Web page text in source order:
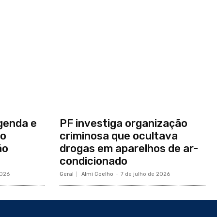
e
PF investiga organização
criminosa que ocultava
drogas em aparelhos de ar-
condicionado
Geral Almi Coelho - 7 de julho de 2026